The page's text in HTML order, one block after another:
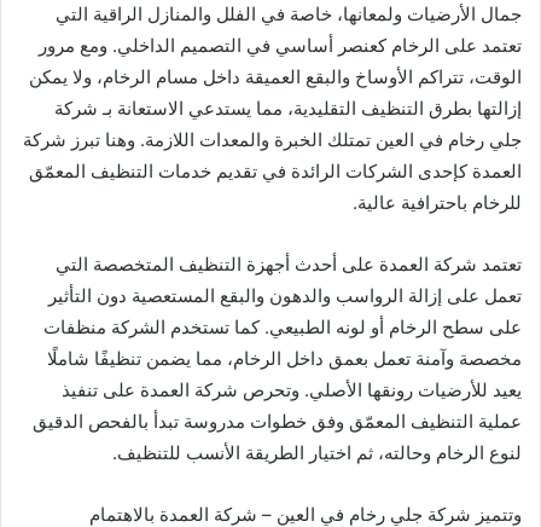
جمال الأرضيات ولمعانها، خاصة في الفلل والمنازل الراقية التي
تعتمد على الرخام كعنصر أساسي في التصميم الداخلي. ومع مرور
الوقت، تتراكم الأوساخ والبقع العميقة داخل مسام الرخام، ولا يمكن
إزالتها بطرق التنظيف التقليدية، مما يستدعي الاستعانة بـ شركة
جلي رخام في العين تمتلك الخبرة والمعدات اللازمة. وهنا تبرز شركة
العمدة كإحدى الشركات الرائدة في تقديم خدمات التنظيف المعمّق
للرخام باحترافية عالية.
تعتمد شركة العمدة على أحدث أجهزة التنظيف المتخصصة التي
تعمل على إزالة الرواسب والدهون والبقع المستعصية دون التأثير
على سطح الرخام أو لونه الطبيعي. كما تستخدم الشركة منظفات
مخصصة وآمنة تعمل بعمق داخل الرخام، مما يضمن تنظيفًا شاملًا
يعيد للأرضيات رونقها الأصلي. وتحرص شركة العمدة على تنفيذ
عملية التنظيف المعمّق وفق خطوات مدروسة تبدأ بالفحص الدقيق
لنوع الرخام وحالته، ثم اختيار الطريقة الأنسب للتنظيف.
وتتميز شركة جلي رخام في العين – شركة العمدة بالاهتمام